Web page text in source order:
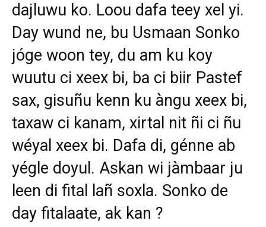
dajluwu ko. Loou dafa teey xel yi.
Day wund ne, bu Usmaan Sonko
jóge woon tey, du am ku koy
wuutu ci xeex bi, ba ci biir Pastef
sax, gisuñu kenn ku àngu xeex bi,
taxaw ci kanam, xirtal nit ñi ci ñu
wéyal xeex bi. Dafa di, génne ab
yégle doyul. Askan wi jàmbaar ju
leen di fital lañ soxla. Sonko de
day fitalaate, ak kan ?